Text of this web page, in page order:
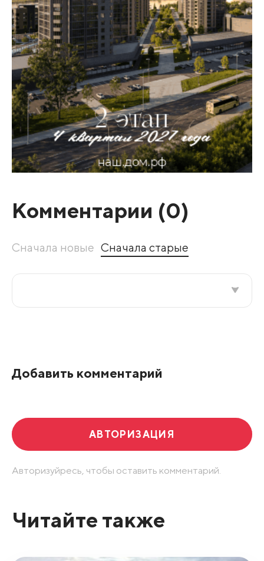
Комментарии (0)
Сначала новые Сначала старые
Добавить комментарий
АВТОРИЗАЦИЯ
Авторизуйресь, чтобы оставить комментарий.
Читайте также